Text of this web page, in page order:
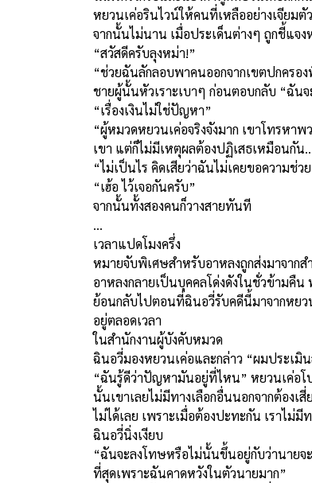
หยวนเค่อรินไวน์ให้คนที่เหลืออย่างเจียม
จากนั้นไม่นาน เมื่อประเด็นต่างๆ ถูกชี้แจ
“สวัสดีครับลุงหม่า!”
“ช่วยฉันลักลอบพาคนออกจากเขตปกครอ
ชายผู้นั้นหัวเราะเบาๆ ก่อนตอบกลับ “ฉัน
“เรื่องเงินไม่ใช่ปัญหา”
“ผู้หมวดหยวนเค่อจริงจังมาก เขาโทรหา
เขา แต่ก็ไม่มีเหตุผลต้องปฏิเสธเหมือนกัน
“ไม่เป็นไร คิดเสียว่าฉันไม่เคยขอความช่ว
“เฮ้อ ไว้เจอกันครับ”
จากนั้นทั้งสองคนก็วางสายทันที
…
เวลาแปดโมงครึ่ง
หมายจับพิเศษสำหรับอาหลงถูกส่งมาจาก
อาหลงกลายเป็นบุคคลโด่งดังในชั่วข้ามคืน
ย้อนกลับไปตอนที่ฉินอวี่รับคดีนี้มาจากหยว
อยู่ตลอดเวลา
ในสำนักงานผู้บังคับหมวด
ฉินอวี่มองหยวนเค่อและกล่าว “ผมประเมิ
“ฉันรู้ดีว่าปัญหามันอยู่ที่ไหน” หยวนเค่อโ
นั้นเขาเลยไม่มีทางเลือกอื่นนอกจากต้อง
ไม่ได้เลย เพราะเมื่อต้องปะทะกัน เราไม่
ฉินอวี่นิ่งเงียบ
“ฉันจะลงโทษหรือไม่นั้นขึ้นอยู่กับว่านายจ
ที่สุดเพราะฉันคาดหวังในตัวนายมาก”